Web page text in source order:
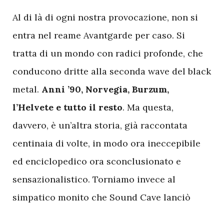
Al di là di ogni nostra provocazione, non si
entra nel reame Avantgarde per caso. Si
tratta di un mondo con radici profonde, che
conducono dritte alla seconda wave del black
metal. Anni ’90, Norvegia, Burzum,
l’Helvete e tutto il resto. Ma questa,
davvero, è un’altra storia, già raccontata
centinaia di volte, in modo ora ineccepibile
ed enciclopedico ora sconclusionato e
sensazionalistico. Torniamo invece al
simpatico monito che Sound Cave lanciò